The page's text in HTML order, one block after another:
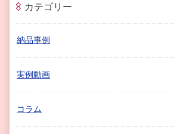
カテゴリー
納品事例
実例動画
コラム